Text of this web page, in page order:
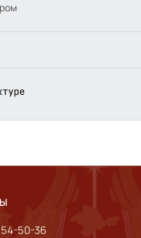
50-36